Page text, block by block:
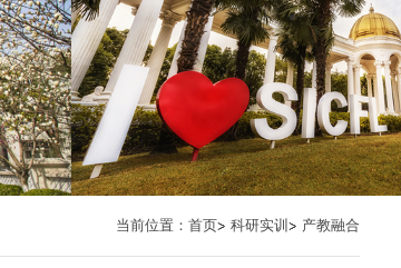
当前位置： 首页 科研实训 产教融合